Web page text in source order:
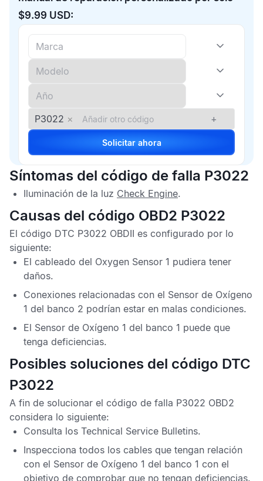
$9.99 USD:
P3022 × +
Solicitar ahora
Síntomas del código de falla P3022
Iluminación de la luz Check Engine.
Causas del código OBD2 P3022
El código DTC P3022 OBDII es configurado por lo
siguiente:
El cableado del Oxygen Sensor 1 pudiera tener
daños.
Conexiones relacionadas con el Sensor de Oxígeno
1 del banco 2 podrían estar en malas condiciones.
El Sensor de Oxígeno 1 del banco 1 puede que
tenga deficiencias.
Posibles soluciones del código DTC
P3022
A fin de solucionar el código de falla P3022 OBD2
considera lo siguiente:
Consulta los Technical Service Bulletins.
Inspecciona todos los cables que tengan relación
con el Sensor de Oxígeno 1 del banco 1 con el
objetivo de comprobar que no tengan deficiencias.